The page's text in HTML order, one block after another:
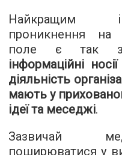
Найкращим
проникнення на
поле є так
інформаційні
діяльність
мають у
ідеї та меседжі.
Зазвичай
поширюватися у